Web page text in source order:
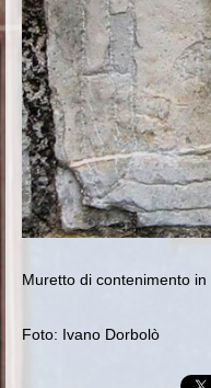
Muretto di contenimento
Foto: Ivano Dorbolò